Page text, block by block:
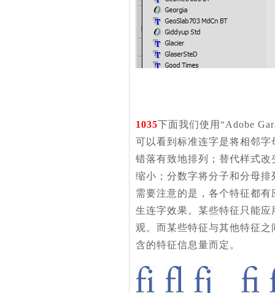
1035下面我们使用“Adobe
可以看到标准连字是将相邻
错落有致地排列；替代样式
缩小；分数字将分子和分母排
需要注意的是，各个特征都
生连字效果。某些特征只能
观。而某些特征与其他特征
含的特征信息量而定。